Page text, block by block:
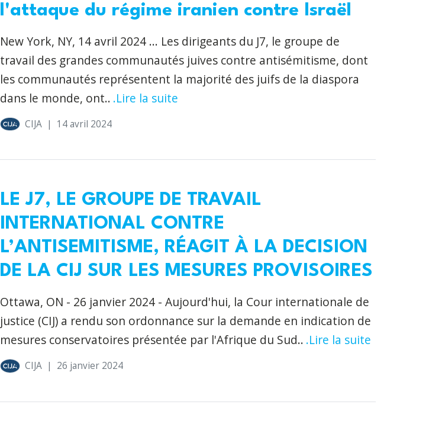
l'attaque du régime iranien contre Israël
New York, NY, 14 avril 2024 ... Les dirigeants du J7, le groupe de
travail des grandes communautés juives contre antisémitisme, dont
les communautés représentent la majorité des juifs de la diaspora
dans le monde, ont.. .Lire la suite
CIJA | 14 avril 2024
LE J7, LE GROUPE DE TRAVAIL
INTERNATIONAL CONTRE
L’ANTISEMITISME, RÉAGIT À LA DECISION
DE LA CIJ SUR LES MESURES PROVISOIRES
Ottawa, ON - 26 janvier 2024 - Aujourd'hui, la Cour internationale de
justice (CIJ) a rendu son ordonnance sur la demande en indication de
mesures conservatoires présentée par l'Afrique du Sud.. .Lire la suite
CIJA | 26 janvier 2024